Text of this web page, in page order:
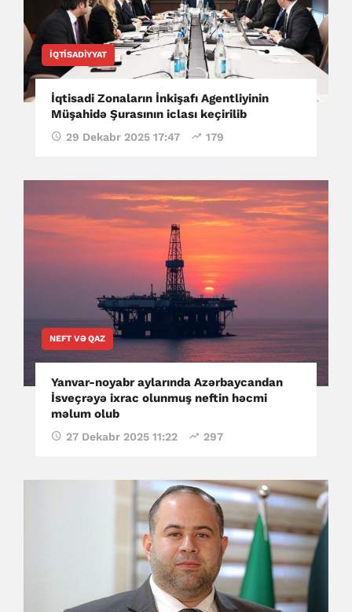
İQTISADIYYAT
İqtisadi Zonaların İnkişafı Agentliyinin
Müşahidə Şurasının iclası keçirilib
29 Dekabr 2025 17:47 179
NEFT VƏ QAZ
Yanvar-noyabr aylarında Azərbaycandan
İsveçrəyə ixrac olunmuş neftin həcmi
məlum olub
27 Dekabr 2025 11:22 297